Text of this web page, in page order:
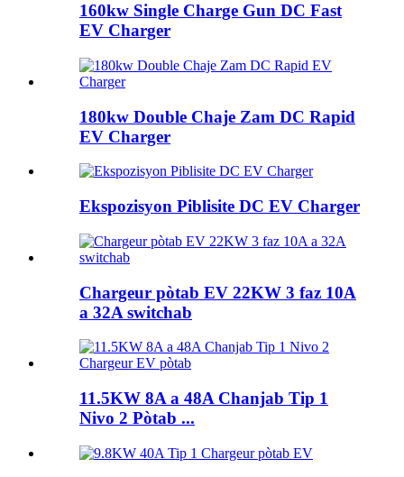
160kw Single Charge Gun DC Fast
EV Charger
180kw Double Chaje Zam DC Rapid
EV Charger
Ekspozisyon Piblisite DC EV Charger
Chargeur pòtab EV 22KW 3 faz 10A
a 32A switchab
11.5KW 8A a 48A Chanjab Tip 1
Nivo 2 Pòtab ...